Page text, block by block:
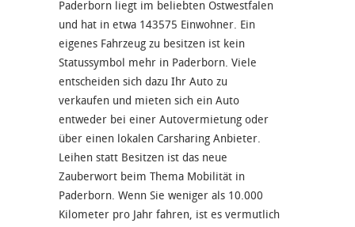
Paderborn liegt im beliebten Ostwestfalen
und hat in etwa 143575 Einwohner. Ein
eigenes Fahrzeug zu besitzen ist kein
Statussymbol mehr in Paderborn. Viele
entscheiden sich dazu Ihr Auto zu
verkaufen und mieten sich ein Auto
entweder bei einer Autovermietung oder
über einen lokalen Carsharing Anbieter.
Leihen statt Besitzen ist das neue
Zauberwort beim Thema Mobilität in
Paderborn. Wenn Sie weniger als 10.000
Kilometer pro Jahr fahren, ist es vermutlich